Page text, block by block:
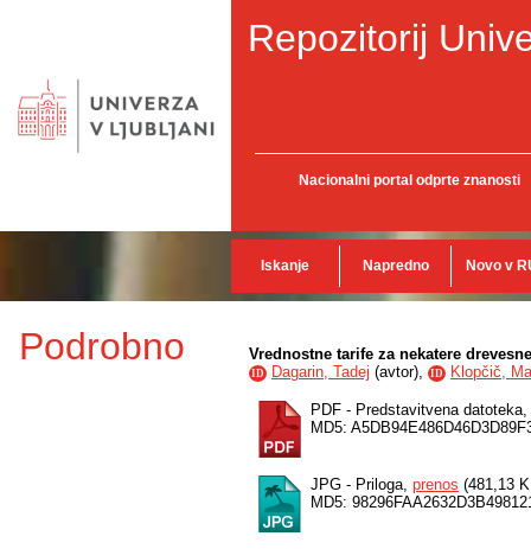
Repozitorij
Nacionalni portal odprte znanosti
Iskanje Napredno Novo v
Podrobno Vrednostne tarife za nekatere
ID Dagarin, Tadej (avtor), ID Klopčič,
PDF - Predstavitvena datoteka,
MD5:
JPG - Priloga, prenos (481,13
MD5: